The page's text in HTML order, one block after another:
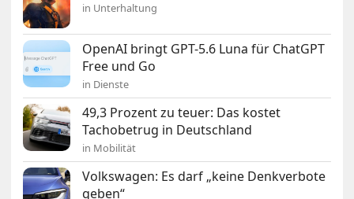
in Unterhaltung
OpenAI bringt GPT-5.6 Luna für ChatGPT
Free und Go
in Dienste
49,3 Prozent zu teuer: Das kostet
Tachobetrug in Deutschland
in Mobilität
Volkswagen: Es darf „keine Denkverbote
geben“